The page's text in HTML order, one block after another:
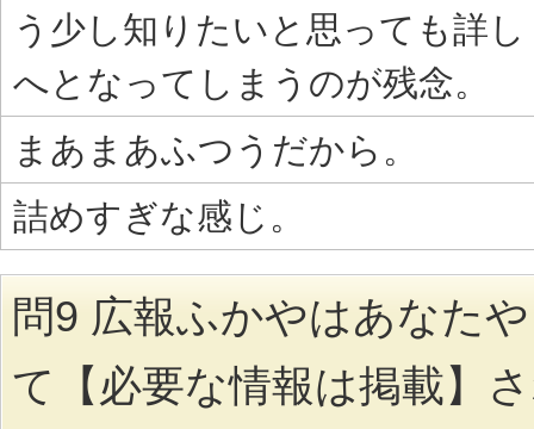
う少し知りたいと思っても詳
へとなってしまうのが残念。
まあまあふつうだから。
詰めすぎな感じ。
問9 広報ふかやはあなた
て【必要な情報は掲載】